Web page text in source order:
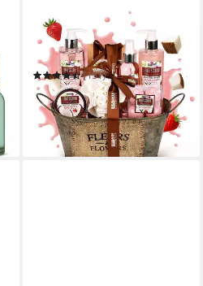
BRUBAKER
Pflege-Geschenkset Dusch-
und Badeset mit Kokosnuss &
Erdbeer Duft
(151)
29,99 € UVP39,99 €
-25%
in 3-4 Werktagen bei dir